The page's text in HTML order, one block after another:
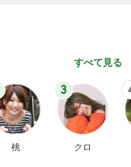
すべて見る
桃
3
クロ